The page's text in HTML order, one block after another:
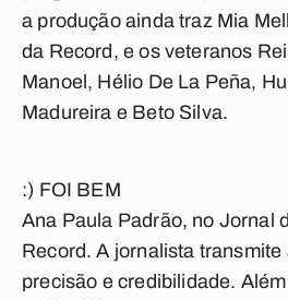
a produção ainda traz Mia
da Record, e os veteranos
Manoel, Hélio De La Peña,
Madureira e Beto Silva.
:) FOI BEM
Ana Paula Padrão, no Jornal
Record. A jornalista
precisão e credibilidade.